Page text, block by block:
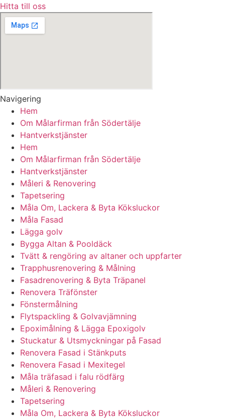
Hitta till oss
Navigering
Hem
Om Målarfirman från Södertälje
Hantverkstjänster
Hem
Om Målarfirman från Södertälje
Hantverkstjänster
Måleri & Renovering
Tapetsering
Måla Om, Lackera & Byta Köksluckor
Måla Fasad
Lägga golv
Bygga Altan & Pooldäck
Tvätt & rengöring av altaner och uppfarter
Trapphusrenovering & Målning
Fasadrenovering & Byta Träpanel
Renovera Träfönster
Fönstermålning
Flytspackling & Golvavjämning
Epoximålning & Lägga Epoxigolv
Stuckatur & Utsmyckningar på Fasad
Renovera Fasad i Stänkputs
Renovera Fasad i Mexitegel
Måla träfasad i falu rödfärg
Måleri & Renovering
Tapetsering
Måla Om, Lackera & Byta Köksluckor